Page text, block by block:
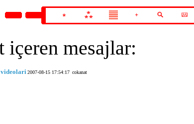
içeren mesajlar:
videolari2007-08-15 17:54:17 cokanat